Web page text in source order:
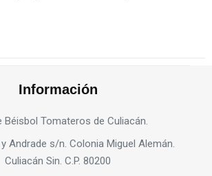
Información
Béisbol Tomateros de Culiacán.
Andrade s/n. Colonia Miguel Alemán.
Culiacán Sin. C.P. 80200